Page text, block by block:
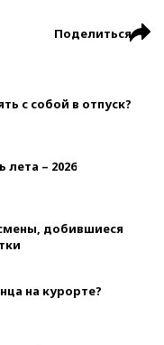
Поделиться
с собой в отпуск?
лета – 2026
добившиеся
на курорте?